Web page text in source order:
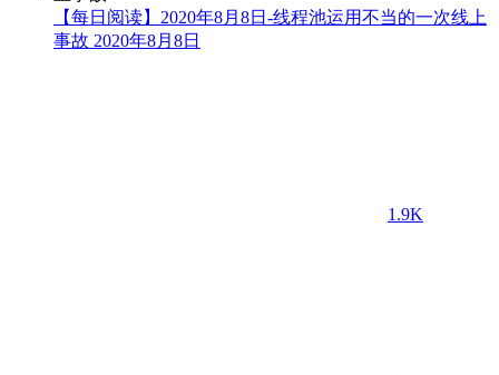
【每日阅读】2020年8月8日-线程池运用不当的一次线上
事故 2020年8月8日
1.9K